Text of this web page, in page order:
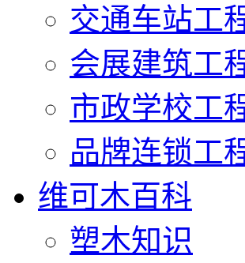
交通车站工
会展建筑工
市政学校工
品牌连锁工
维可木百科
塑木知识